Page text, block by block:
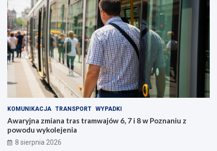
KOMUNIKACJA TRANSPORT WYPADKI
Awaryjna zmiana tras tramwajów 6, 7 i 8 w Poznaniu z
powodu wykolejenia
8 sierpnia 2026